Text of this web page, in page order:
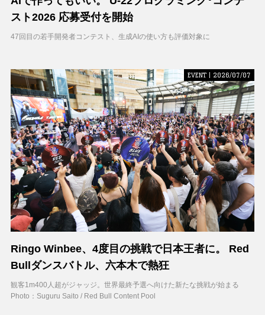
スト2026 応募受付を開始
47回目の若手開発者コンテスト、生成AIの使い方も評価対象に
EVENT | 2026/07/07
Ringo Winbee、4度目の挑戦で日本王者に。 Red
Bullダンスバトル、六本木で熱狂
観客1m400人超がジャッジ。世界最終予選へ向けた新たな挑戦が始まる
Photo：Suguru Saito / Red Bull Content Pool